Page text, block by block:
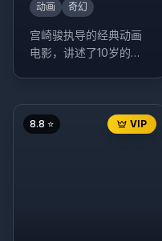
动画 奇幻
宫崎骏执导的经典动画
电影，讲述了10岁的少
妈，经历了很多磨难的
故事。
VIP
8.8 ⭐